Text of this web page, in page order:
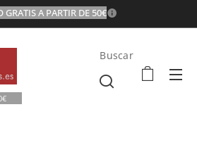
GRATIS A PARTIR DE 50€
Buscar